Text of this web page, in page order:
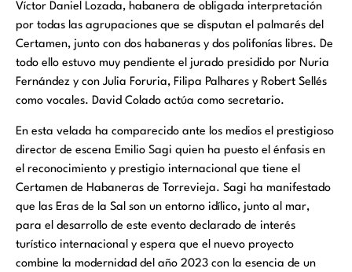
Víctor Daniel Lozada, habanera de obligada interpretación
por todas las agrupaciones que se disputan el palmarés del
Certamen, junto con dos habaneras y dos polifonías libres. De
todo ello estuvo muy pendiente el jurado presidido por Nuria
Fernández y con Julia Foruria, Filipa Palhares y Robert Sellés
como vocales. David Colado actúa como secretario.
En esta velada ha comparecido ante los medios el prestigioso
director de escena Emilio Sagi quien ha puesto el énfasis en
el reconocimiento y prestigio internacional que tiene el
Certamen de Habaneras de Torrevieja. Sagi ha manifestado
que las Eras de la Sal son un entorno idílico, junto al mar,
para el desarrollo de este evento declarado de interés
turístico internacional y espera que el nuevo proyecto
combine la modernidad del año 2023 con la esencia de un